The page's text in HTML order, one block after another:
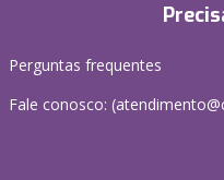
Perguntas frequentes
Fale conosco: